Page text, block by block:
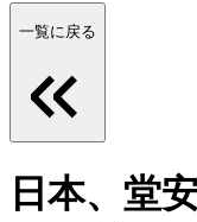
一覧に戻る
日本、堂